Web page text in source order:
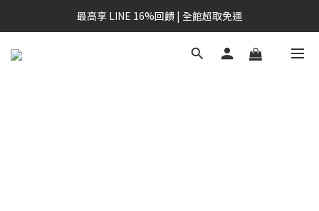
最高享 LINE 16%回饋 | 全館超取免運